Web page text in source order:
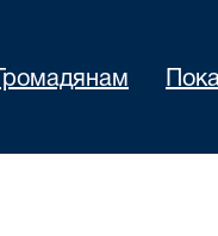
Громадянам